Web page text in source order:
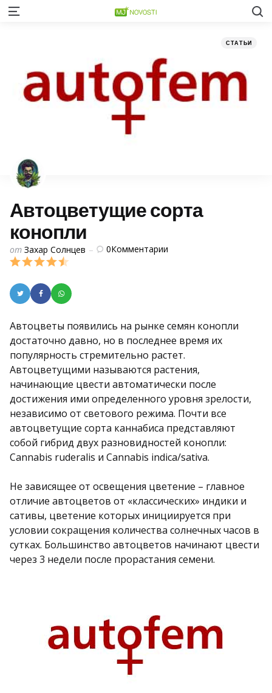
Menu
Категории
Posted
СТАТЬИ
Автоцветущие сорта
конопли
Posted
by
от Захар Солнцев 0Комментарии
Автоцветы появились на рынке семян конопли
достаточно давно, но в последнее время их
популярность стремительно растет.
Автоцветущими называются растения,
начинающие цвести автоматически после
достижения ими определенного уровня зрелости,
независимо от светового режима. Почти все
автоцветущие сорта каннабиса представляют
собой гибрид двух разновидностей конопли:
Cannabis ruderalis и Cannabis indica/sativa.
Не зависящее от освещения цветение – главное
отличие автоцветов от «классических» индики и
сативы, цветение которых инициируется при
условии сокращения количества солнечных часов в
сутках. Большинство автоцветов начинают цвести
через 3 недели после прорастания семени.